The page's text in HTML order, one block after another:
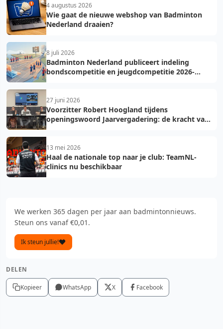
4 augustus 2026
Wie gaat de nieuwe webshop van Badminton
Nederland draaien?
8 juli 2026
Badminton Nederland publiceert indeling
bondscompetitie en jeugdcompetitie 2026-
27 juni 2026
Voorzitter Robert Hoogland tijdens
openingswoord Jaarvergadering: de kracht van
13 mei 2026
Haal de nationale top naar je club: TeamNL-
clinics nu beschikbaar
We werken 365 dagen per jaar aan badmintonnieuws.
Steun ons vanaf €0,01.
Ik steun jullie!
DELEN
Kopieer WhatsApp X Facebook